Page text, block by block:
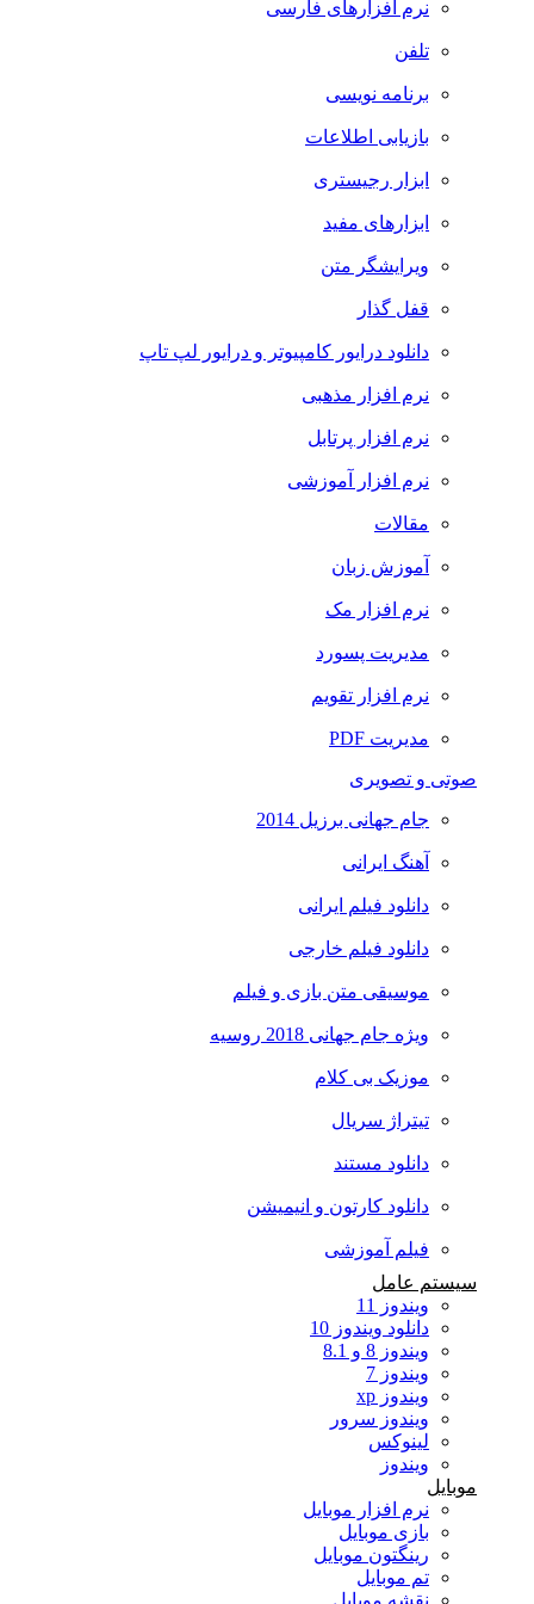
نرم افزارهای فارسی
تلفن
برنامه نویسی
بازیابی اطلاعات
ابزار رجیستری
ابزارهای مفید
ویرایشگر متن
قفل گذار
دانلود درایور کامپیوتر و درایور لپ تاپ
نرم افزار مذهبی
نرم افزار پرتابل
نرم افزار آموزشی
مقالات
آموزش زبان
نرم افزار مک
مدیریت پسورد
نرم افزار تقویم
مدیریت PDF
صوتی و تصویری
جام جهانی برزیل 2014
آهنگ ایرانی
دانلود فیلم ایرانی
دانلود فیلم خارجی
موسیقی متن بازی و فیلم
ویژه جام جهانی 2018 روسیه
موزیک بی کلام
تیتراژ سریال
دانلود مستند
دانلود کارتون و انیمیشن
فیلم آموزشی
سیستم عامل
ویندوز 11
دانلود ویندوز 10
ویندوز 8 و 8.1
ویندوز 7
ویندوز xp
ویندوز سرور
لینوکس
ویندوز
موبایل
نرم افزار موبایل
بازی موبایل
رینگتون موبایل
تم موبایل
نقشه موبایل